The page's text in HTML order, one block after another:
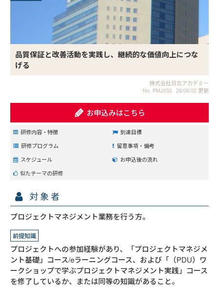
品質保証と改善活動を実践し、継続的な価値向上につな
げる
株式会社日立アカデミー
No. PMJ032 26/06/02 更新
お申込みはこちら
研修内容・特徴
到達目標
研修プログラム
留意事項・備考
スケジュール
お申込後の流れ
似たテーマの研修
対象者
プロジェクトマネジメント業務を行う方。
前提知識
プロジェクトへの参加経験があり、「プロジェクトマネジメ
ント基礎」コース/eラーニングコース、および「（PDU）ワ
ークショップで学ぶプロジェクトマネジメント実践」コース
を修了しているか、または同等の知識があること。